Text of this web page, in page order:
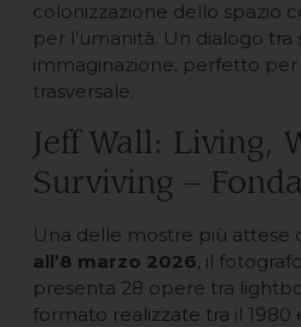
colonizzazione dello spazio
per l’umanità. Un dialogo
immaginazione, perfetto
trasversale.
Jeff Wall: Living,
Surviving –
Una delle mostre più attese
all’8 marzo 2026, il
presenta 28 opere tra
formato realizzate tra il 1980